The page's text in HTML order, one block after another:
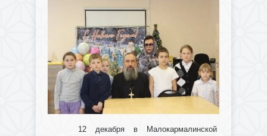
12 декабря в Малокармалинской